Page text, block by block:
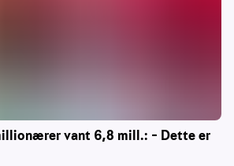
vant 6,8 mill.: – Dette er